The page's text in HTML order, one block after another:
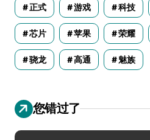
正式 游戏 科技
芯片 苹果 荣耀
骁龙 高通 魅族
您错过了